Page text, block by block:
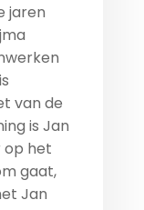
jaren
van de
is Jan
op het
gaat,
Jan